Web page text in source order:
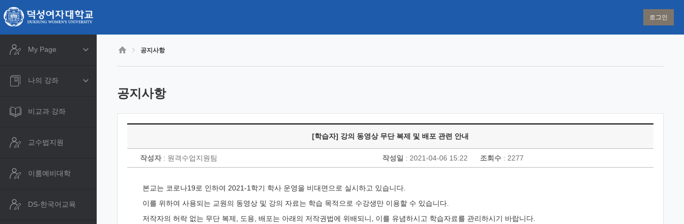
인
콘
텐
CyberCampus
로그인
My Page
나의 강좌
비교과 강좌
교수법지원
이룸예비대학
DS-한국어교육
공지사항
공지사항
[학습자] 강의 동영상 무단 복제 및 배포 관련 안내
작성자: 원격수업지원팀 작성일 : 2021-04-06 15:22 조회수: 2277
본교는 코로나19로 인하여 2021-1학기 학사 운영을 비대면으로 실시하고 있습니다.
이를 위하여 사용되는 교원의 동영상 및 강의 자료는 학습 목적으로 수강생만 이용할 수 있습니다.
저작자의 허락 없는 무단 복제, 도용, 배포는 아래의 저작권법에 위배되니, 이를 유념하시고 학습자료를 관리하시기 바랍니다.